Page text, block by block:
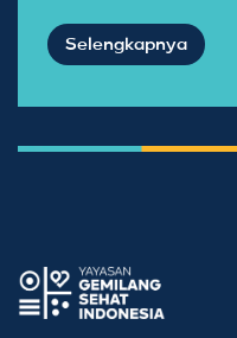
Selengkapnya